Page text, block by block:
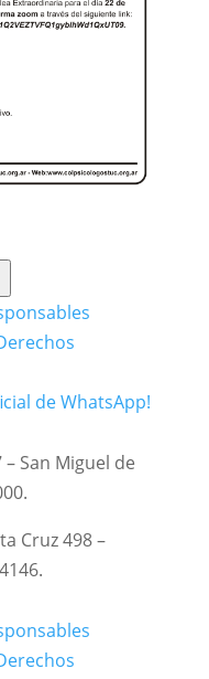
de WhatsApp!
San Miguel de
Cruz 498 –